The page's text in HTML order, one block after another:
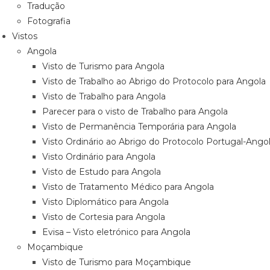
Tradução
Fotografia
Vistos
Angola
Visto de Turismo para Angola
Visto de Trabalho ao Abrigo do Protocolo para Angola
Visto de Trabalho para Angola
Parecer para o visto de Trabalho para Angola
Visto de Permanência Temporária para Angola
Visto Ordinário ao Abrigo do Protocolo Portugal-
Visto Ordinário para Angola
Visto de Estudo para Angola
Visto de Tratamento Médico para Angola
Visto Diplomático para Angola
Visto de Cortesia para Angola
Evisa – Visto eletrónico para Angola
Moçambique
Visto de Turismo para Moçambique